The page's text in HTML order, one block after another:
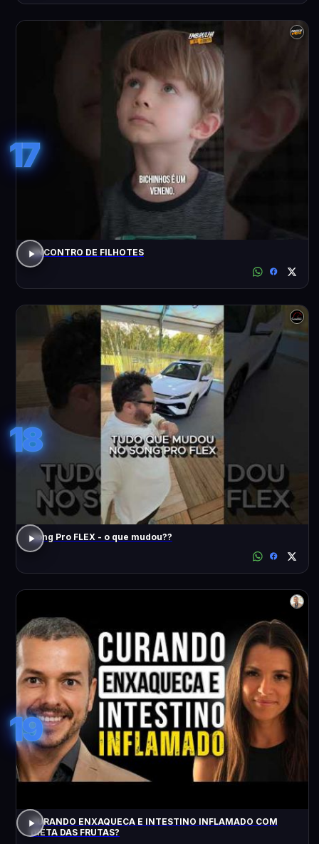
17
ENCONTRO DE FILHOTES
18
Song Pro FLEX - o que mudou??
19
CURANDO ENXAQUECA E INTESTINO INFLAMADO COM
DIETA DAS FRUTAS?